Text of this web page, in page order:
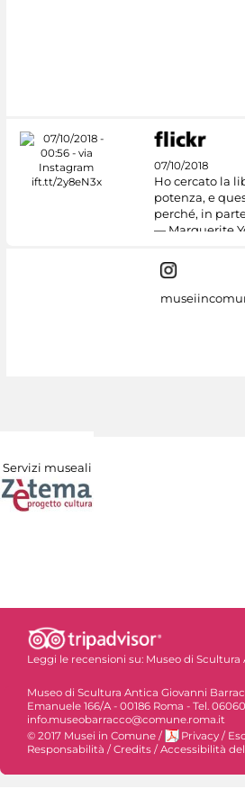
07/10/2018
Ho cercato la
potenza, e
perché, in
— Marguerite
Servizi museali
Leggi le recensioni su: Museo di Scultura
Museo di Scultura Antica Giovanni
Emanuele 166/A - 00186 Roma - Tel.
info.museobarracco@comune.roma.it
© 2017 Musei in Comune / Privacy /
Responsabilità / Credits / Accessibilità